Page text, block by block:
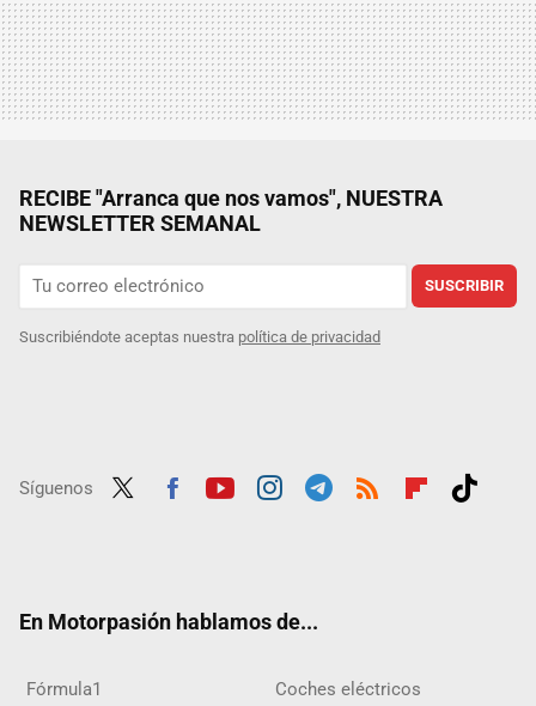
RECIBE "Arranca que nos vamos", NUESTRA
NEWSLETTER SEMANAL
SUSCRIBIR
Suscribiéndote aceptas nuestra política de privacidad
Síguenos
En Motorpasión hablamos de...
Fórmula1 Coches eléctricos